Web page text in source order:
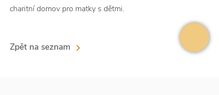
charitní domov pro matky s dětmi.
Zpět na seznam